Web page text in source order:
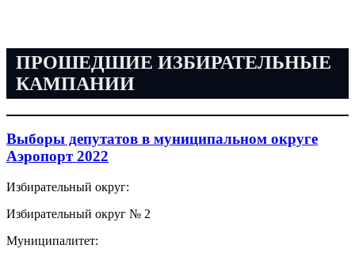
ПРОШЕДШИЕ ИЗБИРАТЕЛЬНЫЕ
КАМПАНИИ
Выборы депутатов в муниципальном округе
Аэропорт 2022
Избирательный округ:
Избирательный округ № 2
Муниципалитет: